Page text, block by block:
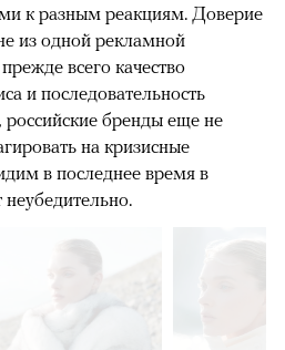
к разным реакциям. Доверие
из одной рекламной
всего качество
и последовательность
бренды еще не
на кризисные
в последнее время в